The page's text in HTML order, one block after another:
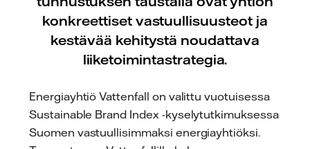
konkreettiset vastuullisuusteot ja
kestävää kehitystä noudattava
liiketoimintastrategia.
Energiayhtiö Vattenfall on valittu vuotuisessa
Sustainable Brand Index -kyselytutkimuksessa
Suomen vastuullisimmaksi energiayhtiöksi.